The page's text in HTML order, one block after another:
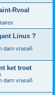
Rvoal
Linux ?
darn vrasañ
ket troet
darn vrasañ